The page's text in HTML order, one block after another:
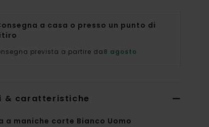
a casa o presso un punto di
prevista a partire da8 agosto
& caratteristiche
a maniche corte Bianco Uomo